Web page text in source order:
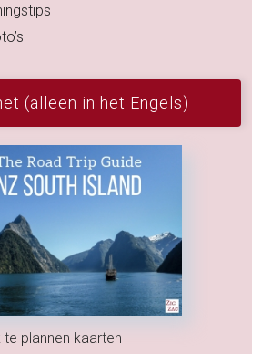
(alleen in het Engels)
plannen kaarten